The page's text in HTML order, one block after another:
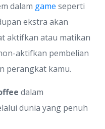
dalam game seperti
ekstra akan
aktifkan atau matikan
aktifkan pembelian
perangkat kamu.
dalam
dunia yang penuh